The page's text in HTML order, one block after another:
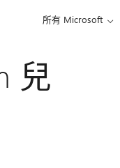
所有 Microsoft
兒